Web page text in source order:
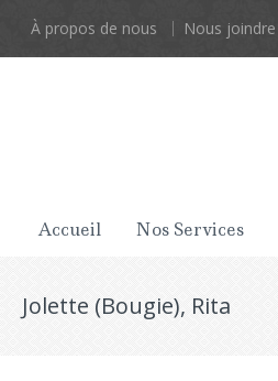
À propos de nous Nous joindre
Accueil Nos Services
Jolette (Bougie), Rita